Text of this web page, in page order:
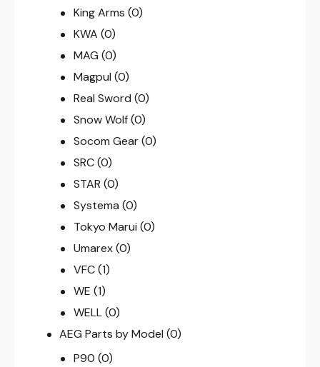
King Arms (0)
KWA (0)
MAG (0)
Magpul (0)
Real Sword (0)
Snow Wolf (0)
Socom Gear (0)
SRC (0)
STAR (0)
Systema (0)
Tokyo Marui (0)
Umarex (0)
VFC (1)
WE (1)
WELL (0)
AEG Parts by Model (0)
P90 (0)